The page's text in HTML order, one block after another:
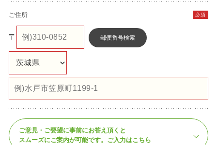
ご住所 必須
〒 郵便番号検索
ご意見・ご要望に事前にお答え頂くと
スムーズにご案内が可能です。 ご入力はこちら